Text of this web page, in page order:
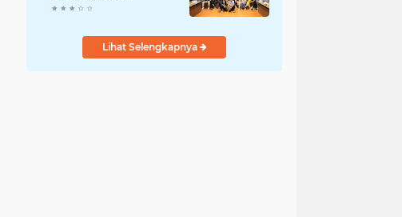
Tanjungpinang
Strategis
Lihat Selengkapnya